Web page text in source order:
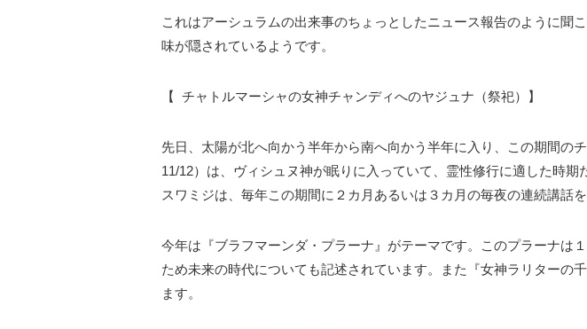
これはアーシュラムの出来事のちょっとしたニュース報告のように聞
味が隠されているようです。
【 チャトルマーシャの女神チャンディへのヤジュナ（祭祀）】
先日、太陽が北へ向かう半年から南へ向かう半年に入り、この期間
11/12）は、ヴィシュヌ神が眠りに入っていて、霊性修行に適した時期
スワミジは、毎年この期間に２カ月あるいは３カ月の毎夜の連続講話を
今年は『ブラフマーンダ・プラーナ』がテーマです。このプラーナは
ため未来の時代についても記述されています。また『女神ラリターの
ます。